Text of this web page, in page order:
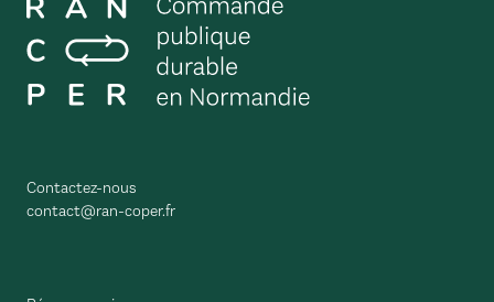
Contactez-nous
contact@ran-coper.fr